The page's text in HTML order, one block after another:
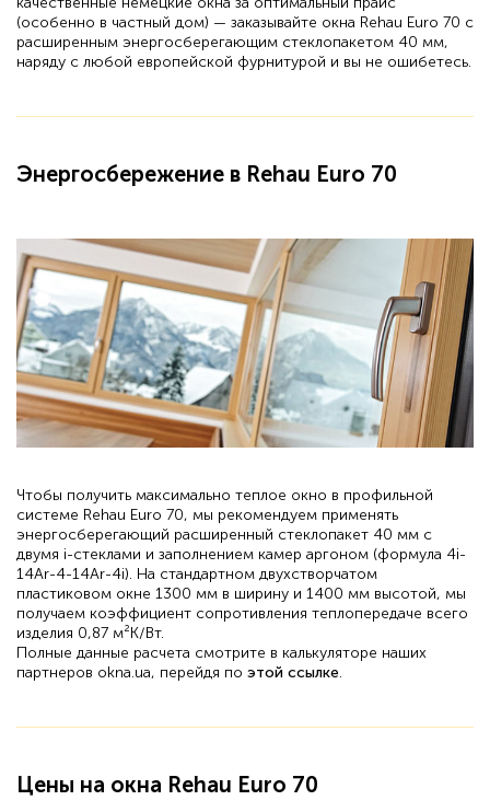
(особенно в частный дом) — заказывайте окна Rehau Euro 70 с
расширенным энергосберегающим стеклопакетом 40 мм,
наряду с любой европейской фурнитурой и вы не ошибетесь.
Энергосбережение в Rehau Euro 70
Чтобы получить максимально теплое окно в профильной
системе Rehau Euro 70, мы рекомендуем применять
энергосберегающий расширенный стеклопакет 40 мм с
двумя i-стеклами и заполнением камер аргоном (формула 4i-
14Ar-4-14Ar-4i). На стандартном двухстворчатом
пластиковом окне 1300 мм в ширину и 1400 мм высотой, мы
получаем коэффициент сопротивления теплопередаче всего
изделия 0,87 м²К/Вт.
Полные данные расчета смотрите в калькуляторе наших
партнеров okna.ua, перейдя по этой ссылке.
Цены на окна Rehau Euro 70